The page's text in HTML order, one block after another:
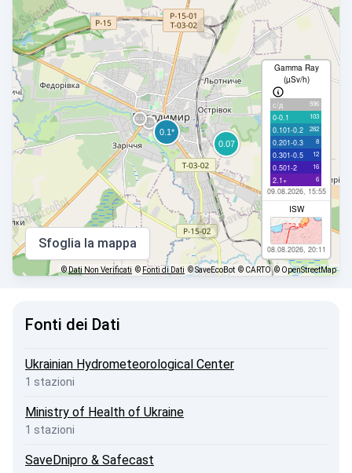
Gamma Ray
(µSv/h)
с/д 596
0-0.1 103
0.101-0.2 282
0.201-0.3 8
0.301-0.5 12
0.501-2 16
2.1+ 6
09.08.2026, 15:55
ISW
08.08.2026, 20:11
Sfoglia la mappa
©Dati Non Verificati © Fonti di Dati © SaveEcoBot © CARTO © OpenStreetMap
Fonti dei Dati
Ukrainian Hydrometeorological Center
1 stazioni
Ministry of Health of Ukraine
1 stazioni
SaveDnipro & Safecast